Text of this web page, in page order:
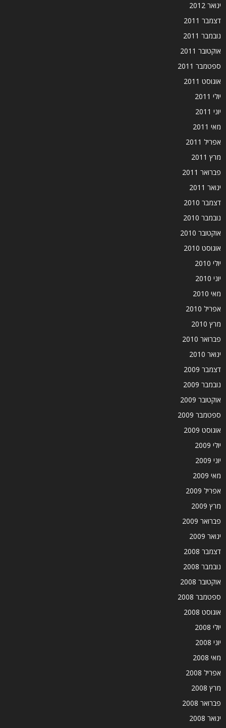
ינואר 2012
דצמבר 2011
נובמבר 2011
אוקטובר 2011
ספטמבר 2011
אוגוסט 2011
יולי 2011
יוני 2011
מאי 2011
אפריל 2011
מרץ 2011
פברואר 2011
ינואר 2011
דצמבר 2010
נובמבר 2010
אוקטובר 2010
אוגוסט 2010
יולי 2010
יוני 2010
מאי 2010
אפריל 2010
מרץ 2010
פברואר 2010
ינואר 2010
דצמבר 2009
נובמבר 2009
אוקטובר 2009
ספטמבר 2009
אוגוסט 2009
יולי 2009
יוני 2009
מאי 2009
אפריל 2009
מרץ 2009
פברואר 2009
ינואר 2009
דצמבר 2008
נובמבר 2008
אוקטובר 2008
ספטמבר 2008
אוגוסט 2008
יולי 2008
יוני 2008
מאי 2008
אפריל 2008
מרץ 2008
פברואר 2008
ינואר 2008